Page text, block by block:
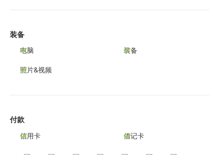
装备
电脑 装备
照片&视频
付款
信用卡 借记卡